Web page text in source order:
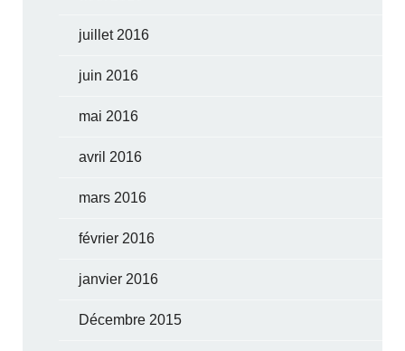
juillet 2016
juin 2016
mai 2016
avril 2016
mars 2016
février 2016
janvier 2016
Décembre 2015